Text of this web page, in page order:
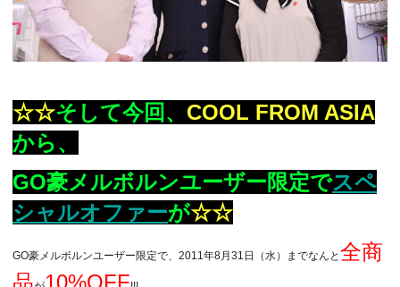
☆☆そして今回、 COOL FROM ASIA
から、
GO豪メルボルンユーザー限定でスペ
シャルオファーが☆☆
GO豪メルボルンユーザー限定で、2011年8月31日（水）までなんと 全商
品 10%OFF